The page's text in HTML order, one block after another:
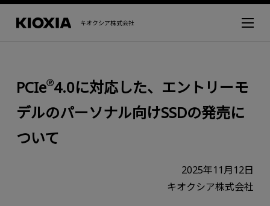
キオクシア株式会社
PCIe🄬4.0に対応した、エントリーモ
デルのパーソナル向けSSDの発売に
ついて
2025年11月12日
キオクシア株式会社